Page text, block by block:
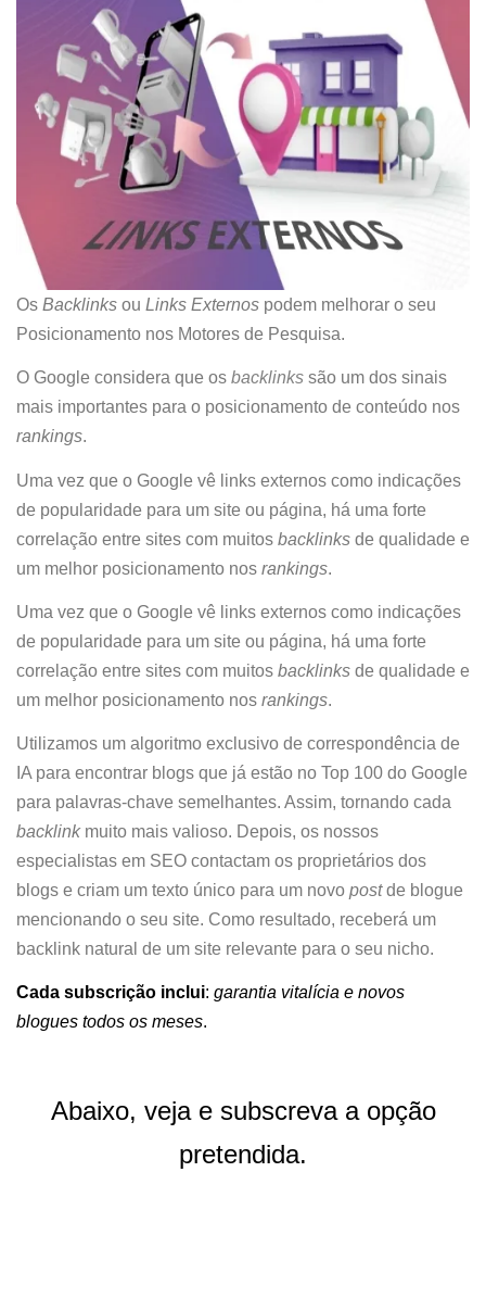
Os Backlinks ou Links Externos podem melhorar o seu
Posicionamento nos Motores de Pesquisa.
O Google considera que os backlinks são um dos sinais
mais importantes para o posicionamento de conteúdo nos
rankings.
Uma vez que o Google vê links externos como indicações
de popularidade para um site ou página, há uma forte
correlação entre sites com muitos backlinks de qualidade e
um melhor posicionamento nos rankings.
Uma vez que o Google vê links externos como indicações
de popularidade para um site ou página, há uma forte
correlação entre sites com muitos backlinks de qualidade e
um melhor posicionamento nos rankings.
Utilizamos um algoritmo exclusivo de correspondência de
IA para encontrar blogs que já estão no Top 100 do Google
para palavras-chave semelhantes. Assim, tornando cada
backlinkmuito mais valioso. Depois, os nossos
especialistas em SEO contactam os proprietários dos
blogs e criam um texto único para um novo postde blogue
mencionando o seu site. Como resultado, receberá um
backlink natural de um site relevante para o seu nicho.
Cada subscrição inclui: garantia vitalícia e novos
blogues todos os meses.
Abaixo, veja e subscreva a opção
pretendida.